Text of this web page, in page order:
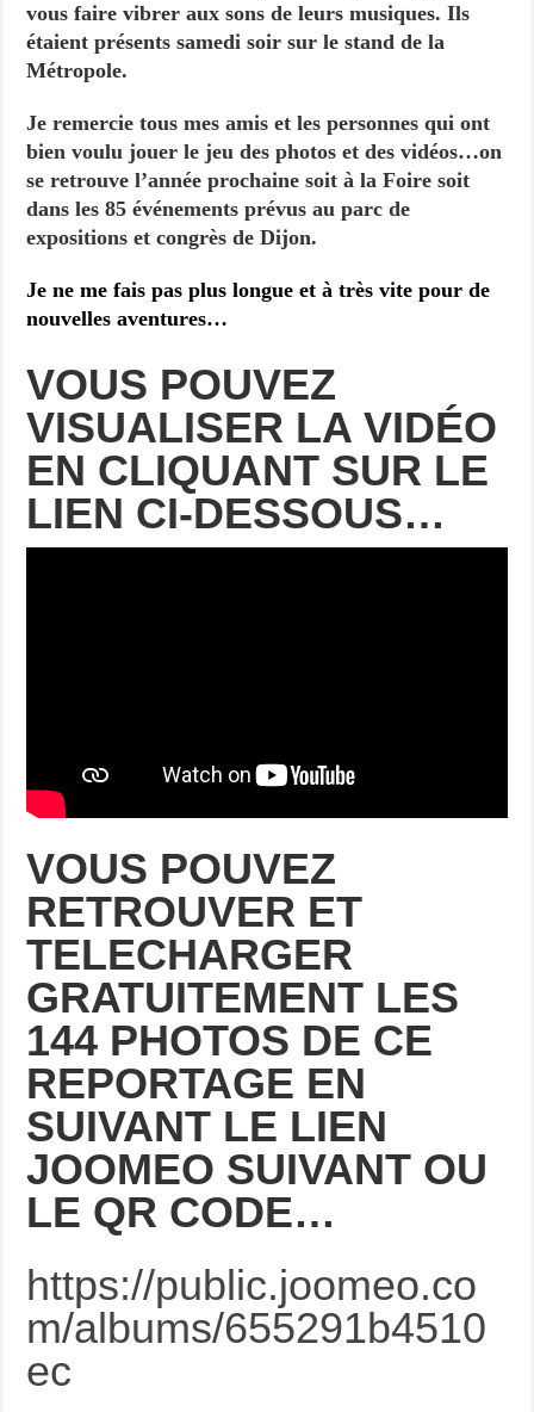
vous faire vibrer aux sons de leurs musiques. Ils
étaient présents samedi soir sur le stand de la
Métropole.
Je remercie tous mes amis et les personnes qui ont
bien voulu jouer le jeu des photos et des vidéos…on
se retrouve l’année prochaine soit à la Foire soit
dans les 85 événements prévus au parc de
expositions et congrès de Dijon.
Je ne me fais pas plus longue et à très vite pour de
nouvelles aventures…
VOUS POUVEZ
VISUALISER LA VIDÉO
EN CLIQUANT SUR LE
LIEN CI-DESSOUS…
VOUS POUVEZ
RETROUVER ET
TELECHARGER
GRATUITEMENT LES
144 PHOTOS DE CE
REPORTAGE EN
SUIVANT LE LIEN
JOOMEO SUIVANT OU
LE QR CODE…
https://public.joomeo.co
m/albums/655291b4510
ec